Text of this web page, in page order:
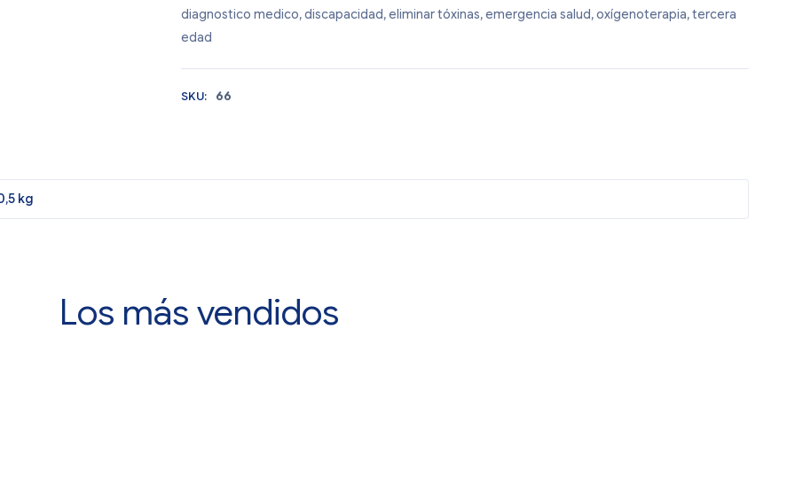
diagnostico medico,discapacidad,eliminar tóxinas,emergencia salud,oxígenoterapia,tercera
edad
SKU: 66
kg
Los más vendidos